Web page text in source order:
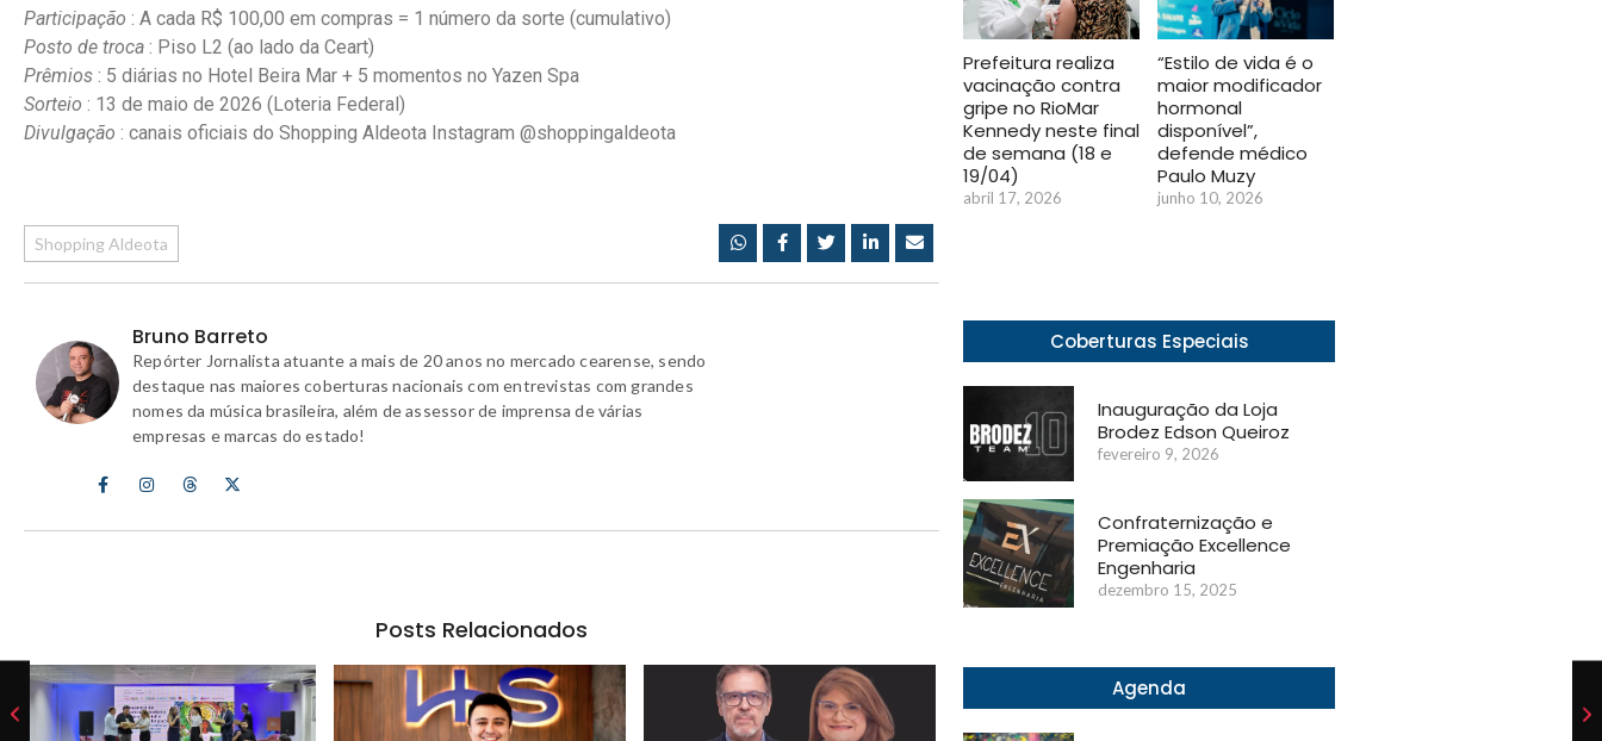
Participação : A cada R$ 100,00 em compras = 1 número da sorte (cumulativo)
Posto de troca : Piso L2 (ao lado da Ceart)
Prêmios : 5 diárias no Hotel Beira Mar + 5 momentos no Yazen Spa
Sorteio : 13 de maio de 2026 (Loteria Federal)
Divulgação : canais oficiais do Shopping Aldeota Instagram @shoppingaldeota
Shopping Aldeota
Bruno Barreto
Repórter Jornalista atuante a mais de 20 anos no mercado cearense, sendo
destaque nas maiores coberturas nacionais com entrevistas com grandes
nomes da música brasileira, além de assessor de imprensa de várias
empresas e marcas do estado!
Posts Relacionados
Prefeitura realiza
vacinação contra
gripe no RioMar
Kennedy neste final
de semana (18 e
19/04)
abril 17, 2026
“Estilo de vida é o
maior modificador
hormonal
disponível”,
defende médico
Paulo Muzy
junho 10, 2026
Coberturas Especiais
Inauguração da Loja
Brodez Edson Queiroz
fevereiro 9, 2026
Confraternização e
Premiação Excellence
Engenharia
dezembro 15, 2025
Agenda